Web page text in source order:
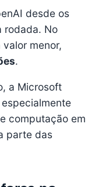
desde os
rodada. No
menor,
.
a Microsoft
computação em
parte das